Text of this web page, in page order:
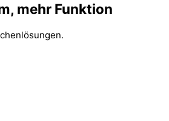
mehr Funktion